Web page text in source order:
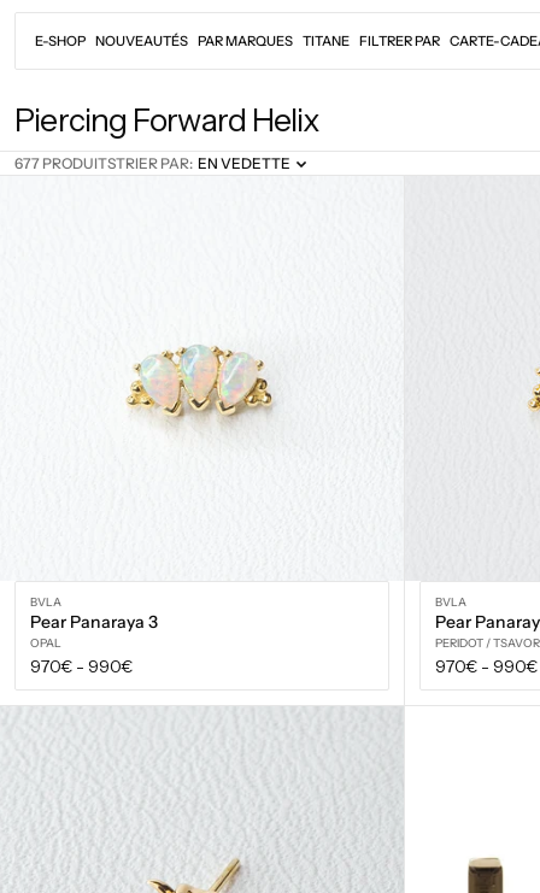
Passer
contenu
E-SHOP NOUVEAUTÉS PAR MARQUES TITANE FILTRER PAR CARTE-
C
o
l
Piercing Forward Helix
677 PRODUITSTRIER PAR: EN VEDETTE
BVLA
Pear Panaraya 3
OPAL
Prix
régulier
970€ - 990€
VOIR LES OPTIONS
BVLA
Pear
PERIDOT /
Prix
régulier
970€ - 990€